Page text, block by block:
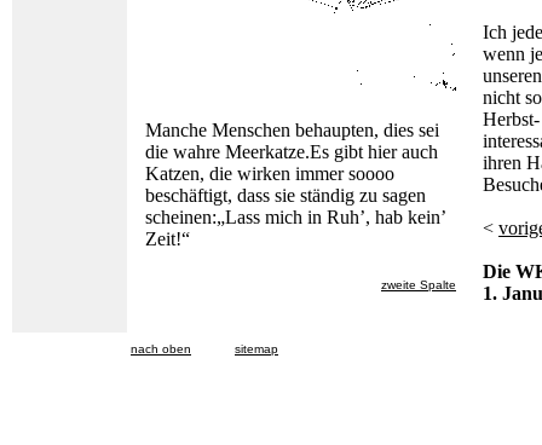
Manche Menschen behaupten, dies sei
die wahre Meerkatze.Es gibt hier auch
Katzen, die wirken immer soooo
beschäftigt, dass sie ständig zu sagen
scheinen:„Lass mich in Ruh’, hab kein’
Zeit!“
zweite Spalte
Ich
wenn
nicht
ihren
<
Die
1.
nach oben sitemap